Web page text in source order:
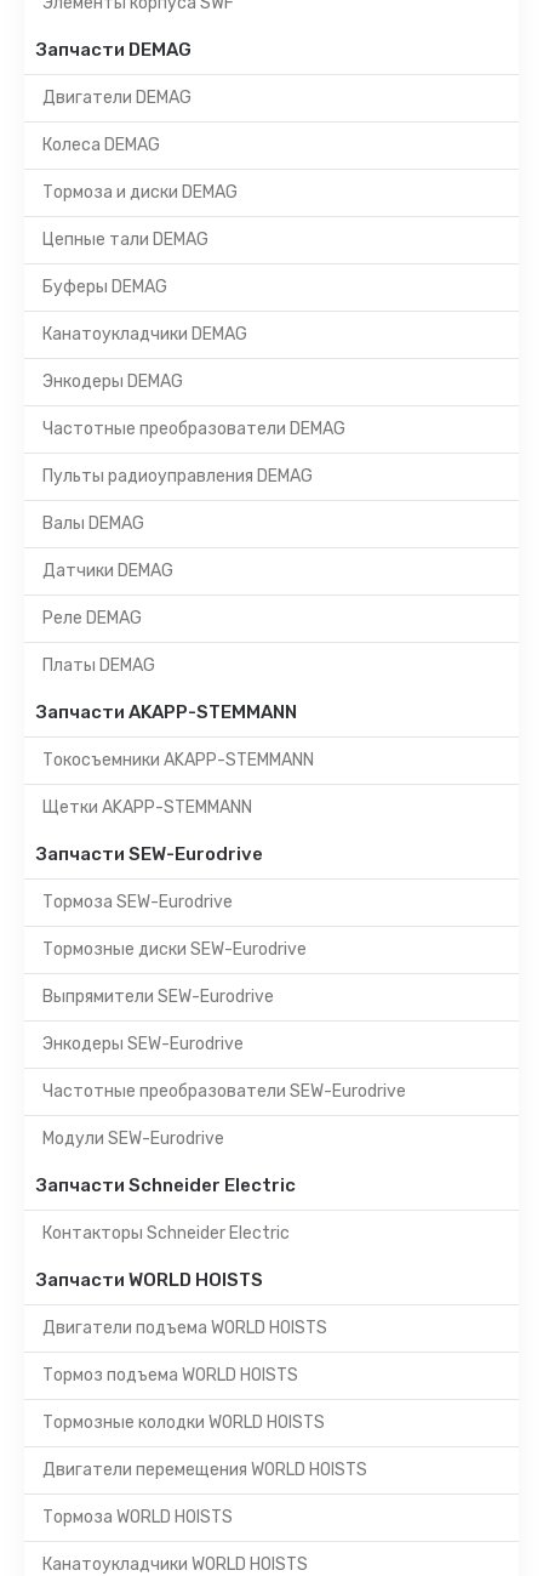
Запчасти DEMAG
Двигатели DEMAG
Колеса DEMAG
Тормоза и диски DEMAG
Цепные тали DEMAG
Буферы DEMAG
Канатоукладчики DEMAG
Энкодеры DEMAG
Частотные преобразователи DEMAG
Пульты радиоуправления DEMAG
Валы DEMAG
Датчики DEMAG
Реле DEMAG
Платы DEMAG
Запчасти AKAPP-STEMMANN
Токосъемники AKAPP-STEMMANN
Щетки AKAPP-STEMMANN
Запчасти SEW-Eurodrive
Тормоза SEW-Eurodrive
Тормозные диски SEW-Eurodrive
Выпрямители SEW-Eurodrive
Энкодеры SEW-Eurodrive
Частотные преобразователи SEW-Eurodrive
Модули SEW-Eurodrive
Запчасти Schneider Electric
Контакторы Schneider Electric
Запчасти WORLD HOISTS
Двигатели подъема WORLD HOISTS
Тормоз подъема WORLD HOISTS
Тормозные колодки WORLD HOISTS
Двигатели перемещения WORLD HOISTS
Тормоза WORLD HOISTS
Канатоукладчики WORLD HOISTS